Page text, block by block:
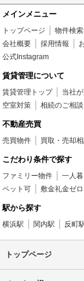
メインメニュー
トップページ 物件検索
会社概要
採用情報
公式Instagram
賃貸管理について
賃貸管理トップ 当社
空室対策
相続のご相談
不動産売買
売買物件 買取・売却
こだわり条件で探す
ファミリー物件 一人
ペット可
敷金礼金ゼロ
駅から探す
横浜駅 関内駅 反町
トップページ